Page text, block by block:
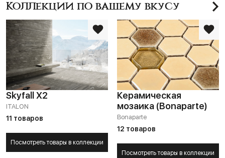
Коллекции по вашему вкусу
Skyfall X2
ITALON
11 товаров
Посмотреть товары в коллекции
Керамическая
мозаика (Bonaparte)
Bonaparte
12 товаров
Посмотреть товары в коллекции